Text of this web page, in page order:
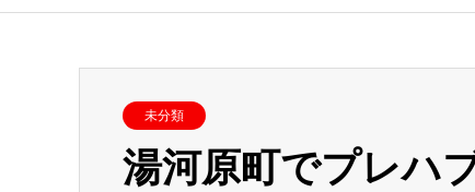
未分類
湯河原町でプレハ